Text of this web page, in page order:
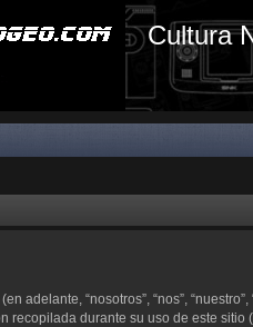
Cultura
“nosotros”, “nos”,
recopilada durante su uso de este sitio